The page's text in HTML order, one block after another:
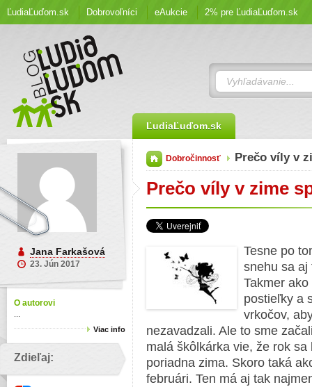
ĽudiaĽuďom.sk Dobrovoľníci eAukcie 2% pre ĽudiaĽuďom.sk
ĽudiaĽuďom.sk
Jana Farkašová
23. Jún 2017
O autorovi
Viac info
Zdieľaj:
Dobročinnosť Prečo víly v
Prečo víly v zime
Tesne po
snehu sa aj
Takmer
postieľky a
vrkočov,
nezavadzali. Ale to sme
malá škôlkárka vie, že rok
poriadna zima. Skoro taká
februári. Ten má aj tak